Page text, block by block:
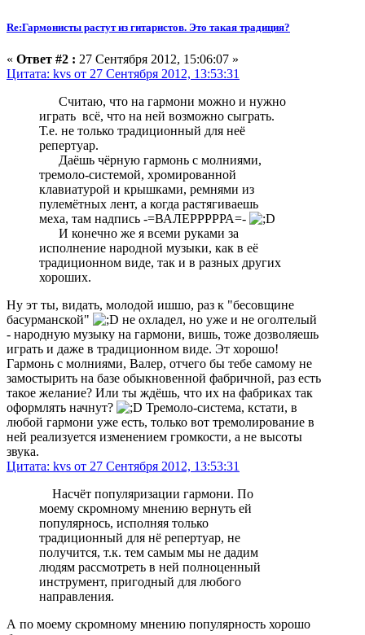
Re:Гармонисты растут из гитаристов. Это такая традиция?
« Ответ #2 : 27 Сентября 2012, 15:06:07 »
Цитата: kvs от 27 Сентября 2012, 13:53:31
Считаю, что на гармони можно и нужно
играть всё, что на ней возможно сыграть.
Т.е. не только традиционный для неё
репертуар.
Даёшь чёрную гармонь с молниями,
тремоло-системой, хромированной
клавиатурой и крышками, ремнями из
пулемётных лент, а когда растягиваешь
меха, там надпись -=ВАЛЕРРРРРА=-
И конечно же я всеми руками за
исполнение народной музыки, как в её
традиционном виде, так и в разных других
хороших.
Ну эт ты, видать, молодой ишшо, раз к "бесовщине
басурманской"
не охладел, но уже и не оголтелый
- народную музыку на гармони, вишь, тоже дозволяешь
играть и даже в традиционном виде. Эт хорошо!
Гармонь с молниями, Валер, отчего бы тебе самому не
замостырить на базе обыкновенной фабричной, раз есть
такое желание? Или ты ждёшь, что их на фабриках так
оформлять начнут?
Тремоло-система, кстати, в
любой гармони уже есть, только вот тремолирование в
ней реализуется изменением громкости, а не высоты
звука.
Цитата: kvs от 27 Сентября 2012, 13:53:31
Насчёт популяризации гармони. По
моему скромному мнению вернуть ей
популярнось, исполняя только
традиционный для нё репертуар, не
получится, т.к. тем самым мы не дадим
людям рассмотреть в ней полноценный
инструмент, пригодный для любого
направления.
А по моему скромному мнению популярность хорошо